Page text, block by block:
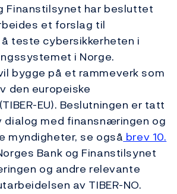
Finanstilsynet har besluttet
et forslag til
teste cybersikkerheten i
i Norge.
bygge på et rammeverk som
den europeiske
EU). Beslutningen er tatt
dialog med finansnæringen og
myndigheter, se også brev 10.
Bank og Finanstilsynet
og andre relevante
av TIBER-NO.